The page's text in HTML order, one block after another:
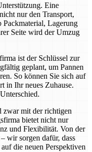
Eine
nur den Transport,
Packmaterial, Lagerung
Seite wird der Umzug
ist der Schlüssel zur
geplant, um Pannen
So können Sie sich auf
in Ihr neues Zuhause.
zwar mit der richtigen
bietet nicht nur
und Flexibilität. Von der
wir sorgen dafür, dass
die neuen Perspektiven